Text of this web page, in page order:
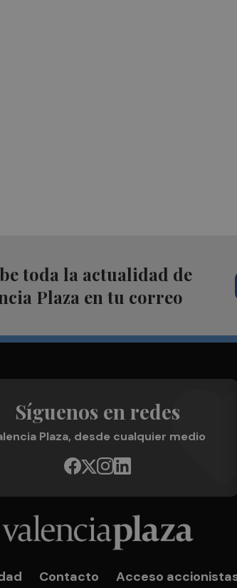
toda la actualidad de
Plaza en tu correo
Síguenos en redes
Plaza, desde cualquier medio
Contacto Acceso